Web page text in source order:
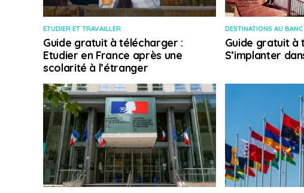
ETUDIER ET TRAVAILLER
Guide gratuit à télécharger :
Etudier en France après une
scolarité à l’étranger
DESTINATIONS AU BANC
Guide gratuit à
S’implanter